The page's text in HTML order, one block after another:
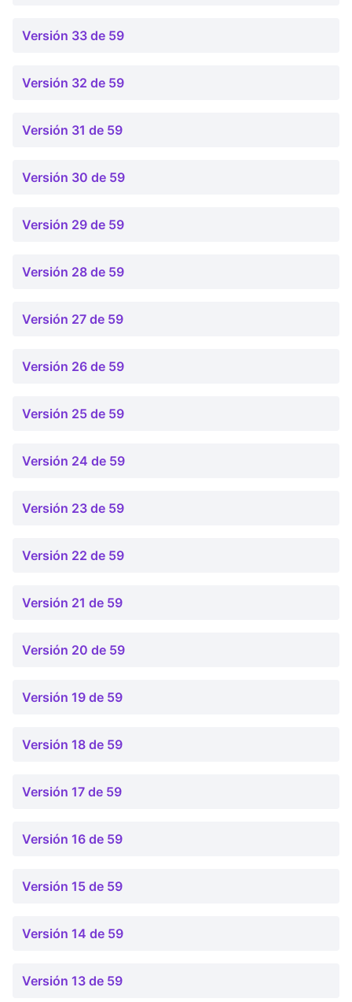
Versión 33 de 59
Versión 32 de 59
Versión 31 de 59
Versión 30 de 59
Versión 29 de 59
Versión 28 de 59
Versión 27 de 59
Versión 26 de 59
Versión 25 de 59
Versión 24 de 59
Versión 23 de 59
Versión 22 de 59
Versión 21 de 59
Versión 20 de 59
Versión 19 de 59
Versión 18 de 59
Versión 17 de 59
Versión 16 de 59
Versión 15 de 59
Versión 14 de 59
Versión 13 de 59